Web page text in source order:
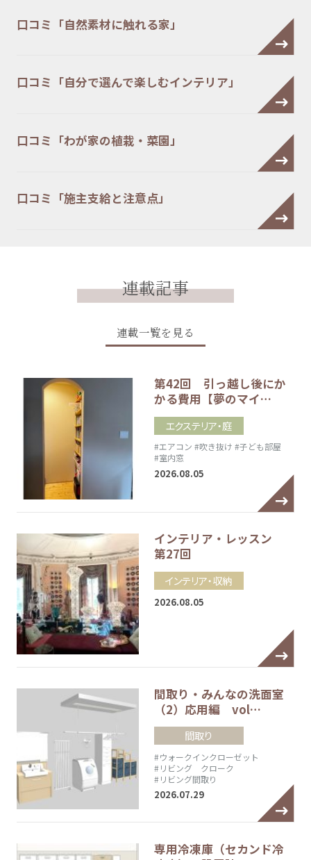
口コミ「自然素材に触れる家」
口コミ「自分で選んで楽しむインテリア」
口コミ「わが家の植栽・菜園」
口コミ「施主支給と注意点」
連載記事
連載一覧を見る
第42回 引っ越し後にか
かる費用【夢のマイ…
エクステリア・庭
#エアコン #吹き抜け #子ども部屋
#室内窓
2026.08.05
インテリア・レッスン
第27回
インテリア・収納
2026.08.05
間取り・みんなの洗面室
（2）応用編 vol…
間取り
#ウォークインクローゼット
#リビング クローク
#リビング間取り
2026.07.29
専用冷凍庫（セカンド冷